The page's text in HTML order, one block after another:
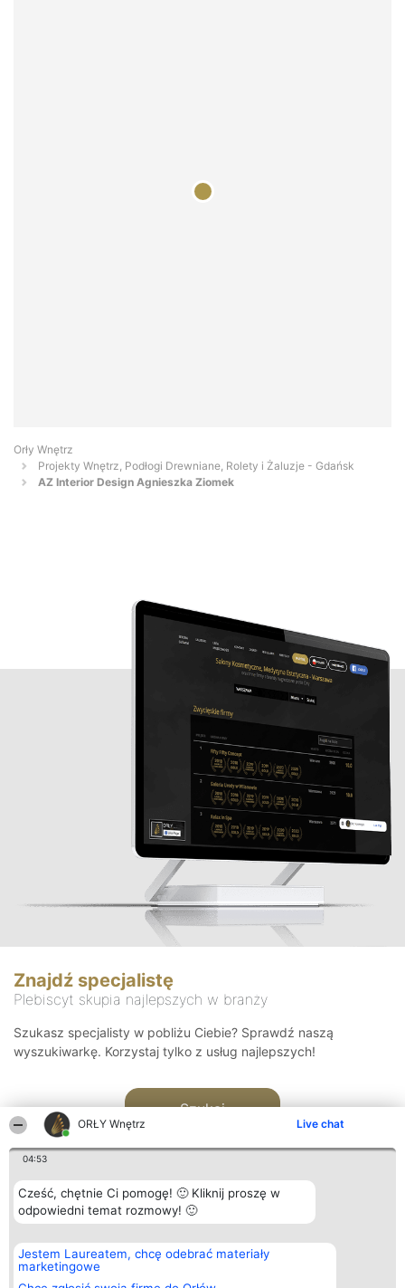
ORŁY Wnętrz Live chat
04:53
Cześć, chętnie Ci pomogę! 🙂 Kliknij proszę w
odpowiedni temat rozmowy! 🙂
Jestem Laureatem, chcę odebrać materiały
marketingowe
Orły Wnętrz
Projekty Wnętrz, Podłogi Drewniane, Rolety i Żaluzje - Gdańsk
AZ Interior Design Agnieszka Ziomek
Znajdź specjalistę
Plebiscyt skupia najlepszych w branży
Szukasz specjalisty w pobliżu Ciebie? Sprawdź naszą
wyszukiwarkę. Korzystaj tylko z usług najlepszych!
Szukaj
Organizator plebiscytu
Bright Side Solutions sp. z o.
o. sp. k.
ul. Ruska 22
Plebiscyt
Laureaci
wszystkich
Kontakt
Kontakt